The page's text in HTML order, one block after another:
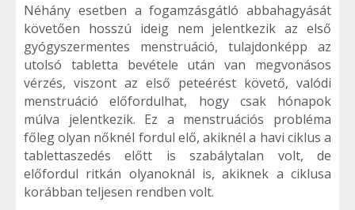
Néhány esetben a fogamzásgátló abbahagyását
követően hosszú ideig nem jelentkezik az első
gyógyszermentes menstruáció, tulajdonképp az
utolsó tabletta bevétele után van megvonásos
vérzés, viszont az első peteérést követő, valódi
menstruáció előfordulhat, hogy csak hónapok
múlva jelentkezik. Ez a menstruációs probléma
főleg olyan nőknél fordul elő, akiknél a havi ciklus a
tablettaszedés előtt is szabálytalan volt, de
előfordul ritkán olyanoknál is, akiknek a ciklusa
korábban teljesen rendben volt.